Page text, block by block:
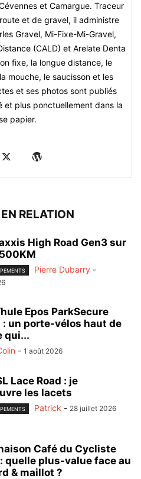
et Camargue. Traceur
et de gravel, il administre
Gravel, Mi-Fixe-Mi-Gravel,
(CALD) et Arelate Denta
fixe, la longue distance, le
mouche, le saucisson et les
et ses photos sont publiés
et plus ponctuellement dans la
papier.
RELATION
High Road Gen3 sur
Pierre Dubarry -
Epos ParkSecure
: un porte-vélos haut de
qui...
- 1 août 2026
Lace Road : je
les lacets
Patrick - 28 juillet 2026
Café du Cycliste
quelle plus-value face au
& maillot ?